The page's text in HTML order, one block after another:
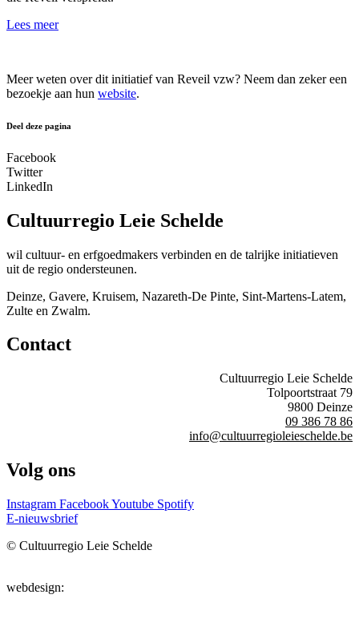
Lees meer
Meer weten over dit initiatief van Reveil vzw? Neem dan zeker een
bezoekje aan hun website.
Deel deze pagina
Facebook
Twitter
LinkedIn
Cultuurregio Leie Schelde
wil cultuur- en erfgoedmakers verbinden en de talrijke initiatieven
uit de regio ondersteunen.
Deinze, Gavere, Kruisem, Nazareth-De Pinte, Sint-Martens-Latem,
Zulte en Zwalm.
Contact
Cultuurregio Leie Schelde
Tolpoortstraat 79
9800 Deinze
09 386 78 86
info@cultuurregioleieschelde.be
Volg ons
Instagram FacebookYoutube Spotify
E-nieuwsbrief
© Cultuurregio Leie Schelde
webdesign: